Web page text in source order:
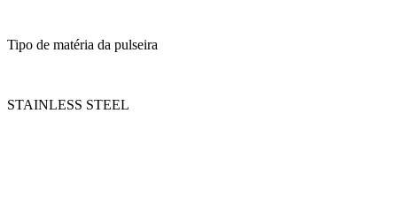
Tipo de matéria da pulseira
STAINLESS STEEL